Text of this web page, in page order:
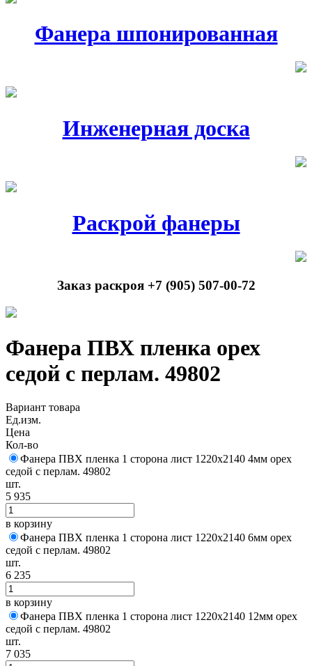
Фанера шпонированная
Инженерная доска
Раскрой фанеры
Заказ раскроя +7 (905) 507-00-72
Фанера ПВХ пленка орех
седой с перлам. 49802
Вариант товара
Ед.изм.
Цена
Кол-во
Фанера ПВХ пленка 1 сторона лист 1220х2140 4мм орех
седой с перлам. 49802
шт.
5 935
в корзину
Фанера ПВХ пленка 1 сторона лист 1220х2140 6мм орех
седой с перлам. 49802
шт.
6 235
в корзину
Фанера ПВХ пленка 1 сторона лист 1220х2140 12мм орех
седой с перлам. 49802
шт.
7 035